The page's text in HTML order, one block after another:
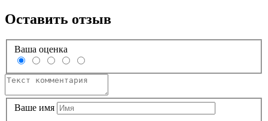
Оставить отзыв
Ваша оценка
Ваше имя